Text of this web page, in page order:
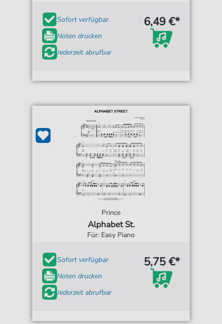
Sofort verfügbar
Noten drucken
Jederzeit abrufbar
6,49 €*
Prince
Alphabet St.
Für: Easy Piano
Sofort verfügbar
Noten drucken
Jederzeit abrufbar
5,75 €*